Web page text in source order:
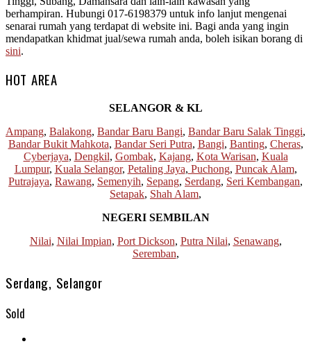
berhampiran. Hubungi 017-6198379 untuk info lanjut mengenai
senarai rumah yang terdapat di website ini. Bagi anda yang ingin
mendapatkan khidmat jual/sewa rumah anda, boleh isikan borang di
sini.
HOT AREA
SELANGOR & KL
Ampang, Balakong, Bandar Baru Bangi, Bandar Baru Salak Tinggi,
Bandar Bukit Mahkota, Bandar Seri Putra, Bangi, Banting, Cheras,
Cyberjaya, Dengkil, Gombak, Kajang, Kota Warisan, Kuala
Lumpur, Kuala Selangor, Petaling Jaya, Puchong, Puncak Alam,
Putrajaya, Rawang, Semenyih, Sepang, Serdang, Seri Kembangan,
Setapak, Shah Alam,
NEGERI SEMBILAN
Nilai, Nilai Impian, Port Dickson, Putra Nilai, Senawang,
Seremban,
Serdang, Selangor
Sold